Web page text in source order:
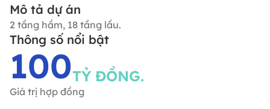
Mô tả dự án
2 tầng hầm, 18 tầng lầu.
Thông số nổi bật
100TỶ ĐỒNG.
Giá trị hợp đồng